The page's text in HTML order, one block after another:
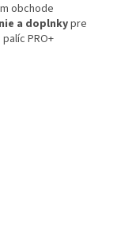
obchode
a doplnkypre
PRO+